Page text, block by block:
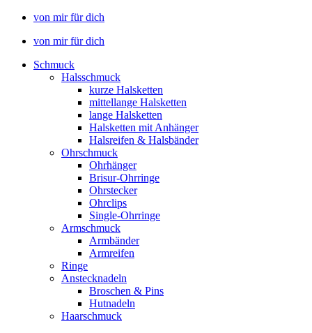
von mir für dich
von mir für dich
Schmuck
Halsschmuck
kurze Halsketten
mittellange Halsketten
lange Halsketten
Halsketten mit Anhänger
Halsreifen & Halsbänder
Ohrschmuck
Ohrhänger
Brisur-Ohrringe
Ohrstecker
Ohrclips
Single-Ohrringe
Armschmuck
Armbänder
Armreifen
Ringe
Anstecknadeln
Broschen & Pins
Hutnadeln
Haarschmuck